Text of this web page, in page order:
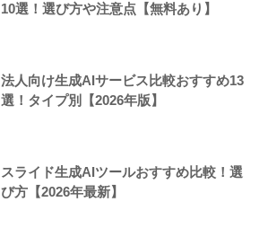
10選！選び方や注意点【無料あり】
法人向け生成AIサービス比較おすすめ13
選！タイプ別【2026年版】
スライド生成AIツールおすすめ比較！選
び方【2026年最新】